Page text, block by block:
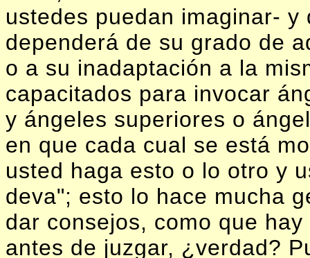
ustedes puedan imaginar-
dependerá de su grado de
o a su inadaptación a la
capacitados para invocar
y ángeles superiores o
en que cada cual se está
usted haga esto o lo otro y
deva"; esto lo hace mucha
dar consejos, como que
antes de juzgar, ¿verdad?